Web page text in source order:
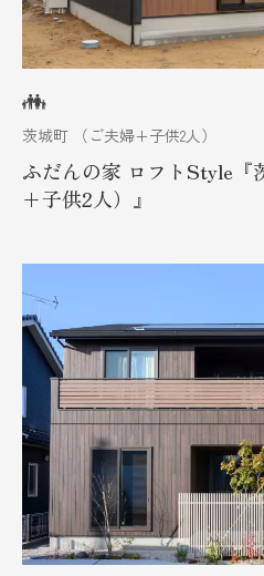
茨城町 （ご夫婦+子供2人）
ふだんの家 ロフトStyle『
+子供2人）』